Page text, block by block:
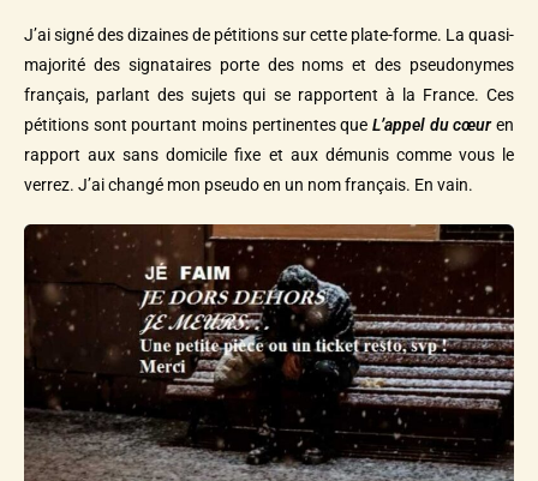
J’ai signé des dizaines de pétitions sur cette plate-forme. La quasi-
majorité des signataires porte des noms et des pseudonymes
français, parlant des sujets qui se rapportent à la France. Ces
pétitions sont pourtant moins pertinentes que L’appel du cœuren
rapport aux sans domicile fixe et aux démunis comme vous le
verrez. J’ai changé mon pseudo en un nom français. En vain.